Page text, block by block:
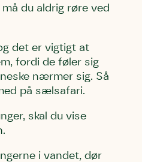
du aldrig røre ved
det er vigtigt at
fordi de føler sig
nærmer sig. Så
på sælsafari.
skal du vise
i vandet, dør